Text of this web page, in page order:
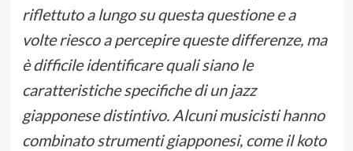
riflettuto a lungo su questa questione e a
volte riesco a percepire queste differenze, ma
è difficile identificare quali siano le
caratteristiche specifiche di un jazz
giapponese distintivo. Alcuni musicisti hanno
combinato strumenti giapponesi, come il koto